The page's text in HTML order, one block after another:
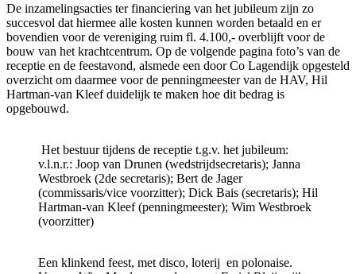
De inzamelingsacties ter financiering van het jubileum zijn zo
succesvol dat hiermee alle kosten kunnen worden betaald en er
bovendien voor de vereniging ruim fl. 4.100,- overblijft voor de
bouw van het krachtcentrum. Op de volgende pagina foto’s van de
receptie en de feestavond, alsmede een door Co Lagendijk opgesteld
overzicht om daarmee voor de penningmeester van de HAV, Hil
Hartman-van Kleef duidelijk te maken hoe dit bedrag is
opgebouwd.
Het bestuur tijdens de receptie t.g.v. het jubileum:
v.l.n.r.: Joop van Drunen (wedstrijdsecretaris); Janna
Westbroek (2de secretaris); Bert de Jager
(commissaris/vice voorzitter); Dick Bais (secretaris); Hil
Hartman-van Kleef (penningmeester); Wim Westbroek
(voorzitter)
Een klinkend feest, met disco, loterij en polonaise.